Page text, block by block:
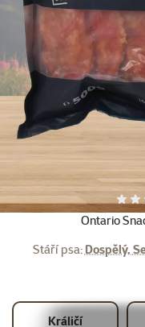
Ontario
Stáří psa: Dospělý,
Králičí